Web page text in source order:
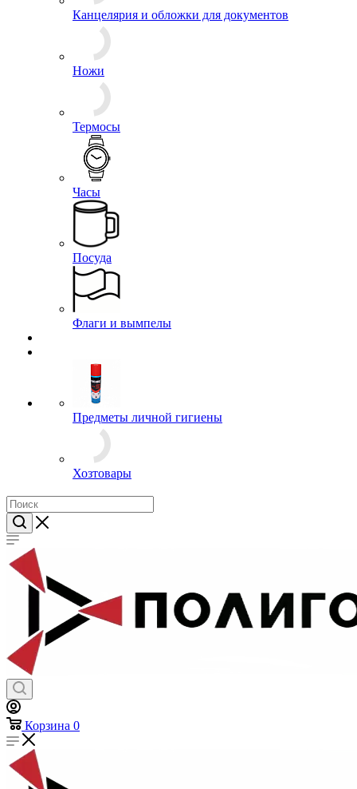
Канцелярия и обложки для документов
Ножи
Термосы
Часы
Посуда
Флаги и вымпелы
Предметы личной гигиены
Хозтовары
Корзина 0